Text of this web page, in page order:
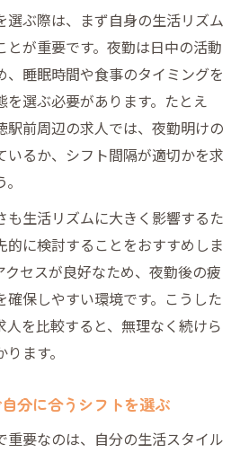
選ぶ際は、まず自身の生活リズム
とが重要です。夜勤は日中の活動
、睡眠時間や食事のタイミングを
選ぶ必要があります。たとえ
駅前周辺の求人では、夜勤明けの
いるか、シフト間隔が適切かを求
も生活リズムに大きく影響するた
的に検討することをおすすめしま
クセスが良好なため、夜勤後の疲
確保しやすい環境です。こうした
人を比較すると、無理なく続けら
ます。
分に合うシフトを選ぶ
重要なのは、自分の生活スタイル